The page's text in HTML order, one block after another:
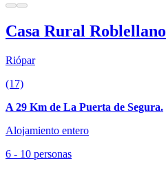
Casa Rural Roblellano
Riópar
(17)
A 29 Km de La Puerta de Segura.
Alojamiento entero
6 - 10 personas